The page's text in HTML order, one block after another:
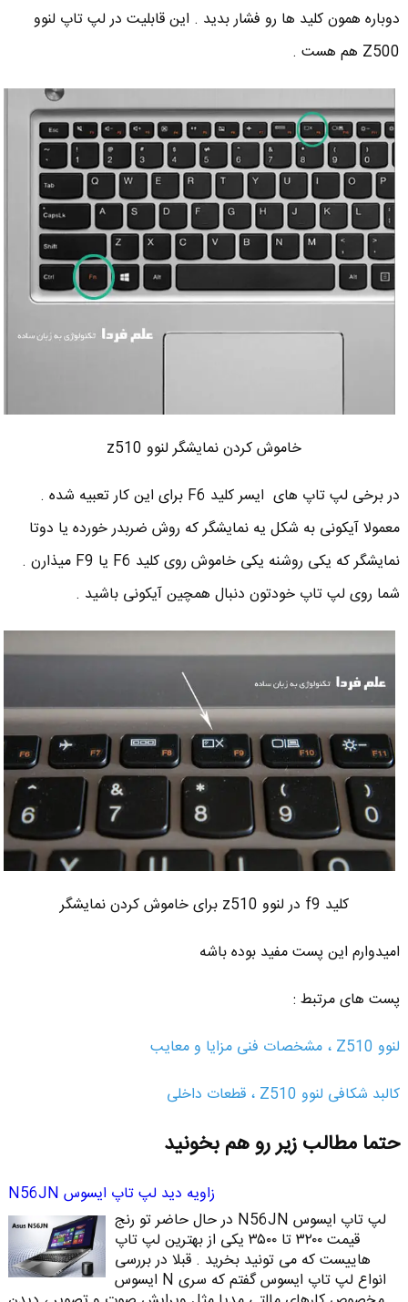
دوباره همون کلید ها رو فشار بدید . این قابلیت در لپ تاپ لنوو
Z500 هم هست .
خاموش کردن نمایشگر لنوو z510
در برخی لپ تاپ های ایسر کلید F6 برای این کار تعبیه شده .
معمولا آیکونی به شکل یه نمایشگر که روش ضربدر خورده یا دوتا
نمایشگر که یکی روشنه یکی خاموش روی کلید F6 یا F9 میذارن .
شما روی لپ تاپ خودتون دنبال همچین آیکونی باشید .
کلید f9 در لنوو z510 برای خاموش کردن نمایشگر
امیدوارم این پست مفید بوده باشه
پست های مرتبط :
لنوو Z510 ، مشخصات فنی مزایا و معایب
کالبد شکافی لنوو Z510 ، قطعات داخلی
حتما مطالب زیر رو هم بخونید
زاویه دید لپ تاپ ایسوس N56JN
لپ تاپ ایسوس N56JN در حال حاضر تو رنج
قیمت ۳۲۰۰ تا ۳۵۰۰ یکی از بهترین لپ تاپ
هاییست که می تونید بخرید . قبلا در بررسی
انواع لپ تاپ ایسوس گفتم که سری N ایسوس